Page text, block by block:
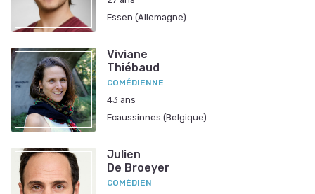
Essen (Allemagne)
Viviane
Thiébaud
COMÉDIENNE
43 ans
Ecaussinnes (Belgique)
Julien
De Broeyer
COMÉDIEN